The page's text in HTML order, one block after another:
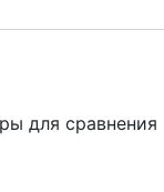
для сравнения